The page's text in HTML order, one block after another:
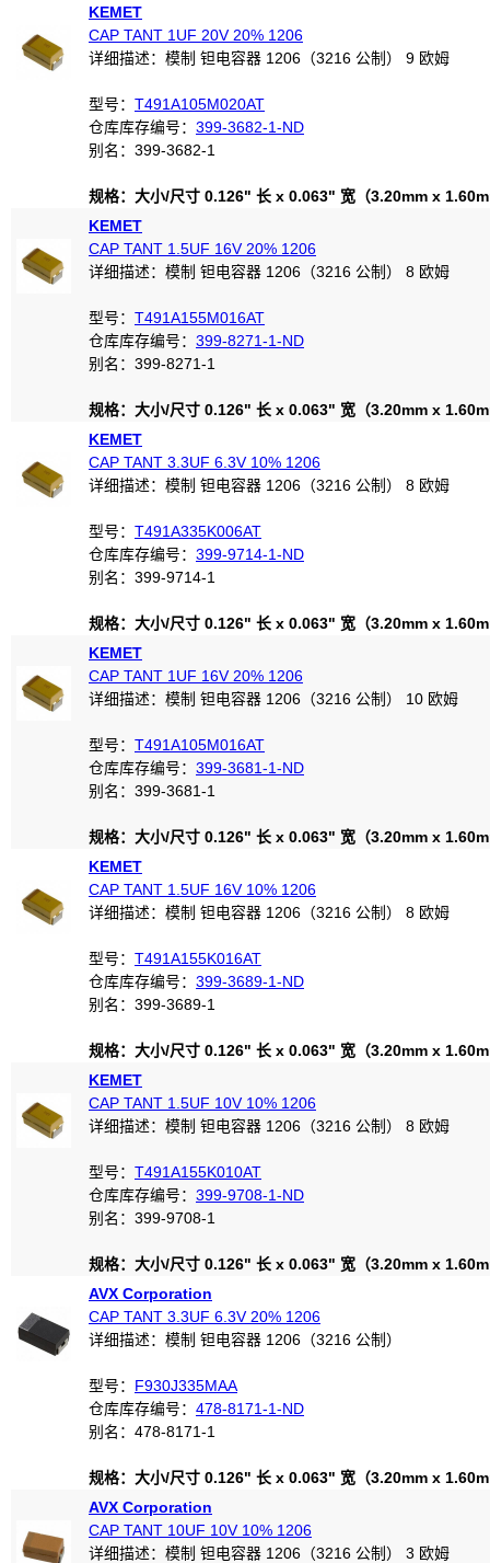
KEMET
CAP TANT 1UF 20V 20% 1206
详细描述：模制 钽电容器 1206（3216 公制） 9 欧姆
型号： T491A105M020AT
仓库库存编号： 399-3682-1-ND
别名：399-3682-1
规格：大小/尺寸 0.126" 长 x 0.063" 宽（3.20mm x
KEMET
CAP TANT 1.5UF 16V 20% 1206
详细描述：模制 钽电容器 1206（3216 公制） 8 欧姆
型号： T491A155M016AT
仓库库存编号： 399-8271-1-ND
别名：399-8271-1
规格：大小/尺寸 0.126" 长 x 0.063" 宽（3.20mm x
KEMET
CAP TANT 3.3UF 6.3V 10% 1206
详细描述：模制 钽电容器 1206（3216 公制） 8 欧姆
型号： T491A335K006AT
仓库库存编号： 399-9714-1-ND
别名：399-9714-1
规格：大小/尺寸 0.126" 长 x 0.063" 宽（3.20mm x
KEMET
CAP TANT 1UF 16V 20% 1206
详细描述：模制 钽电容器 1206（3216 公制） 10 欧姆
型号： T491A105M016AT
仓库库存编号： 399-3681-1-ND
别名：399-3681-1
规格：大小/尺寸 0.126" 长 x 0.063" 宽（3.20mm x
KEMET
CAP TANT 1.5UF 16V 10% 1206
详细描述：模制 钽电容器 1206（3216 公制） 8 欧姆
型号： T491A155K016AT
仓库库存编号： 399-3689-1-ND
别名：399-3689-1
规格：大小/尺寸 0.126" 长 x 0.063" 宽（3.20mm x
KEMET
CAP TANT 1.5UF 10V 10% 1206
详细描述：模制 钽电容器 1206（3216 公制） 8 欧姆
型号： T491A155K010AT
仓库库存编号： 399-9708-1-ND
别名：399-9708-1
规格：大小/尺寸 0.126" 长 x 0.063" 宽（3.20mm x
AVX Corporation
CAP TANT 3.3UF 6.3V 20% 1206
详细描述：模制 钽电容器 1206（3216 公制）
型号： F930J335MAA
仓库库存编号： 478-8171-1-ND
别名：478-8171-1
规格：大小/尺寸 0.126" 长 x 0.063" 宽（3.20mm x
AVX Corporation
CAP TANT 10UF 10V 10% 1206
详细描述：模制 钽电容器 1206（3216 公制） 3 欧姆